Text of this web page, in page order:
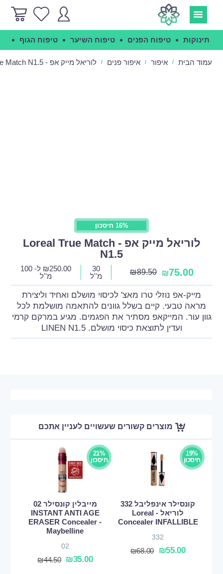
תינוקות טיפוח הפנים טיפוח השיער טיפוח הגוף
עמוד הבית / איפור / איפור פנים / לוריאל מייק אפ - Loreal True Match N1.5
16% חיסכון
לוריאל מייק אפ - Loreal True Match
N1.5
₪75.00
₪89.50
30
מ''ל
₪250.00
ל- 100
מ''ל
מייק-אפ נוזלי טרו מאצ' לכיסוי מושלם ואחיד וליצירת
מראה טבעי. קיים בשלל גוונים להתאמה מושלמת לכל
גוון עור. המייקאפ מסתיר את הפגמים. מגיע במרקם קרמי
ועדין לתוצאת כיסוי מושלם. LINEN N1.5
מוצרים קשורים שעשויים לעניין אתכם
19%
חיסכון
קונסילר אינפליבל 332
לוריאל - Loreal
Concealer INFALLIBLE
332
₪55.00
₪68.00
21%
חיסכון
מייבלין קונסילר 02
INSTANT ANTI AGE
ERASER Concealer -
Maybelline
02
₪35.00
₪44.50